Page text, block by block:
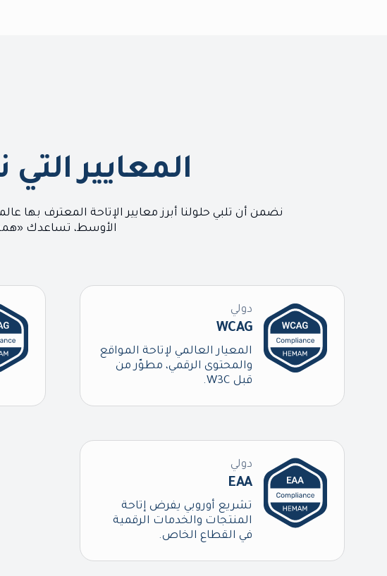
المعايير
الأوسط، تساعدك
دولي
WCAG
المعيار العالمي لإتاحة المواقع
والمحتوى الرقمي، مطوّر من
قبل W3C.
دولي
EAA
تشريع أوروبي يفرض إتاحة
المنتجات والخدمات الرقمية
في القطاع الخاص.